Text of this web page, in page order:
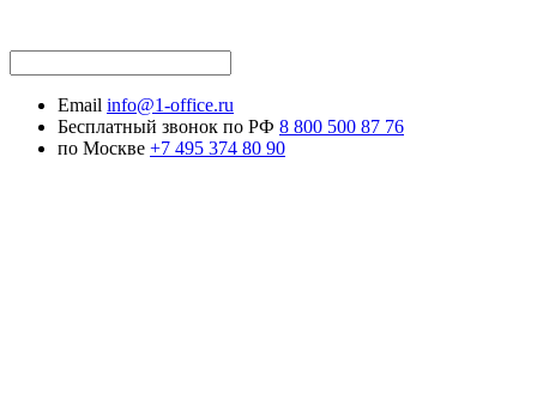
Email info@1-office.ru
Бесплатный звонок по РФ 8 800 500 87 76
по Москве +7 495 374 80 90